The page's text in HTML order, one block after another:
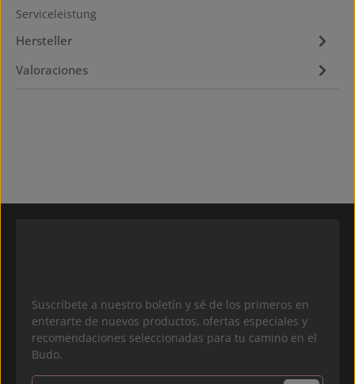
Serviceleistung
Hersteller
Valoraciones
Suscríbete a nuestro boletín y sé de los primeros en
enterarte de nuevos productos, ofertas especiales y
recomendaciones seleccionadas para tu camino en el
Budo.